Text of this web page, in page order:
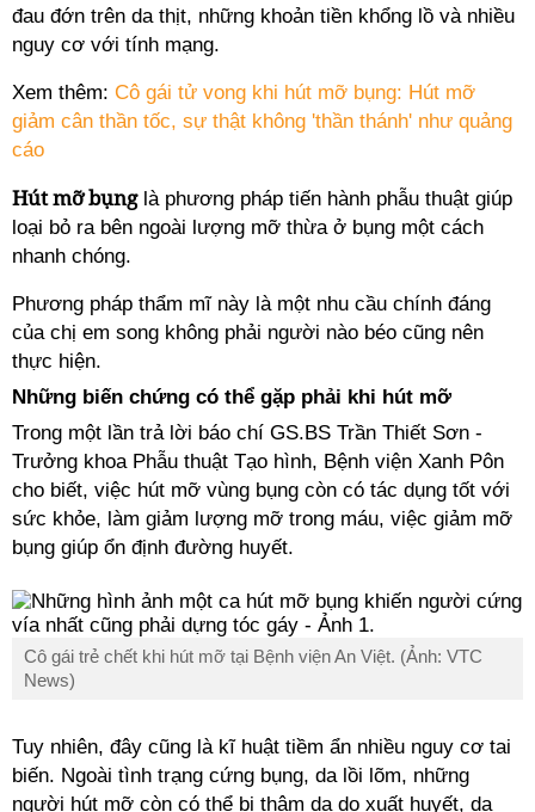
đau đớn trên da thịt, những khoản tiền khổng lồ và nhiều
nguy cơ với tính mạng.
Xem thêm: Cô gái tử vong khi hút mỡ bụng: Hút mỡ
giảm cân thần tốc, sự thật không 'thần thánh' như quảng
cáo
Hút mỡ bụnglà phương pháp tiến hành phẫu thuật giúp
loại bỏ ra bên ngoài lượng mỡ thừa ở bụng một cách
nhanh chóng.
Phương pháp thẩm mĩ này là một nhu cầu chính đáng
của chị em song không phải người nào béo cũng nên
thực hiện.
Những biến chứng có thể gặp phải khi hút mỡ
Trong một lần trả lời báo chí GS.BS Trần Thiết Sơn -
Trưởng khoa Phẫu thuật Tạo hình, Bệnh viện Xanh Pôn
cho biết, việc hút mỡ vùng bụng còn có tác dụng tốt với
sức khỏe, làm giảm lượng mỡ trong máu, việc giảm mỡ
bụng giúp ổn định đường huyết.
Cô gái trẻ chết khi hút mỡ tại Bệnh viện An Việt. (Ảnh: VTC
News)
Tuy nhiên, đây cũng là kĩ huật tiềm ẩn nhiều nguy cơ tai
biến. Ngoài tình trạng cứng bụng, da lồi lõm, những
người hút mỡ còn có thể bị thâm da do xuất huyết, da